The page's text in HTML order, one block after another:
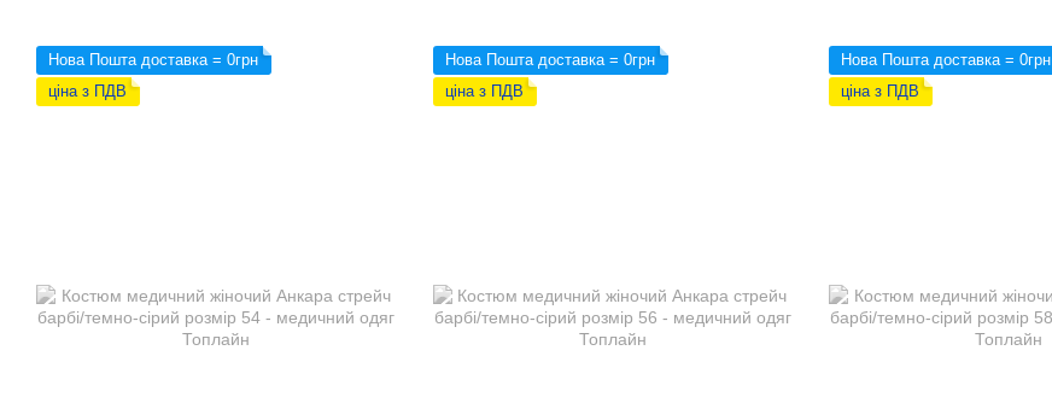
Нова Пошта доставка = 0грн
ціна з ПДВ
Нова Пошта доставка = 0грн
ціна з ПДВ
Нова Пошта доставка = 0грн
ціна з ПДВ